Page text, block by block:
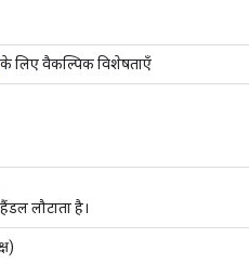
के लिए वैकल्पिक विशेषताएँ
लौटाता है।